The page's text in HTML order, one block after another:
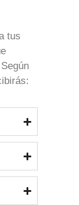
tus